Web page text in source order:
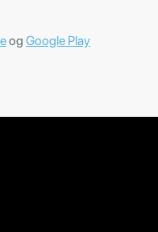
og Google Play